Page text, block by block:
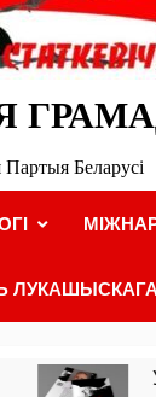
Беларусі
У